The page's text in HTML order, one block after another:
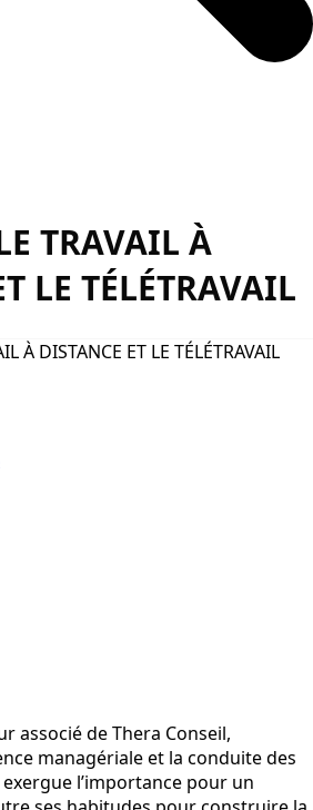
TRAVAIL À
LE TÉLÉTRAVAIL
associé de Thera Conseil,
managériale et la conduite des
l’importance pour un